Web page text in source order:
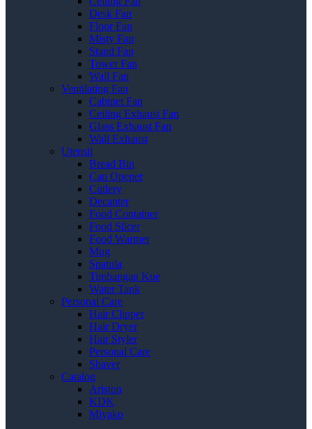
Desk Fan
Floor Fan
Misty Fan
Stand Fan
Tower Fan
Wall Fan
Ventilating Fan
Cabinet Fan
Ceiling Exhaust Fan
Glass Exhaust Fan
Wall Exhaust
Utensil
Bread Bin
Can Opener
Cutlery
Decanter
Food Container
Food Slicer
Food Warmer
Mug
Spatula
Timbangan Kue
Water Tank
Personal Care
Hair Clipper
Hair Dryer
Hair Styler
Personal Care
Shaver
Catalog
Ariston
KDK
Miyako